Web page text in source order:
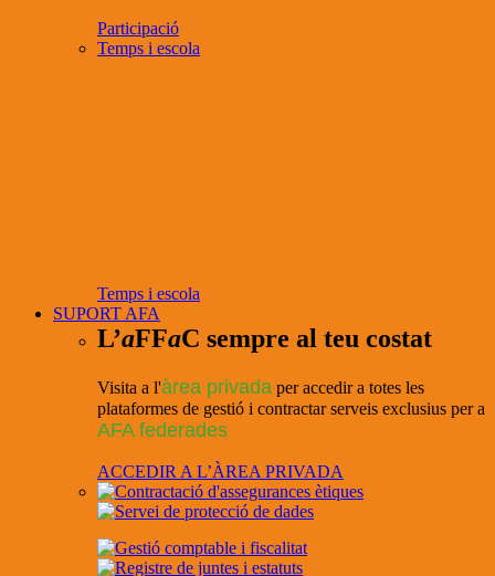
Participació
Temps i escola
Temps i escola
SUPORT AFA
L’aFFaC sempre al teu costat
Visita a l'àrea privada per accedir a totes les
plataformes de gestió i contractar serveis exclusius per a
AFA federades
ACCEDIR A L’ÀREA PRIVADA